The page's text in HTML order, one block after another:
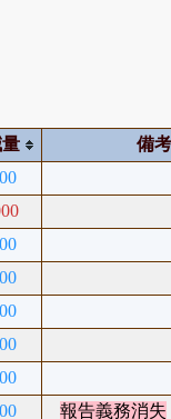
備
報告義務消失